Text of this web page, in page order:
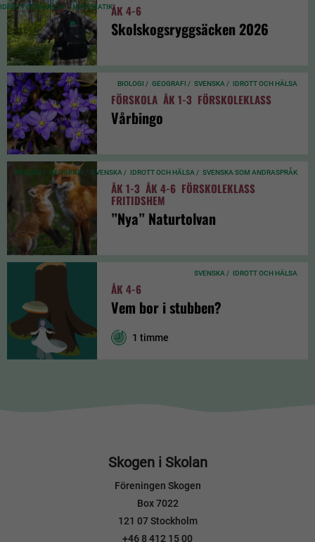
IDROTT OCH HÄLSA / MATEMATIKÅK 4-6
Skolskogsryggsäcken 2026
BIOLOGI / GEOGRAFI / SVENSKA / IDROTT OCH HÄLSA
FÖRSKOLA ÅK 1-3 FÖRSKOLEKLASS
Vårbingo
BIOLOGI / GEOGRAFI / SVENSKA / IDROTT OCH HÄLSA / SVENSKA SOM ANDRASPRÅK
ÅK 1-3 ÅK 4-6 FÖRSKOLEKLASS
FRITIDSHEM
”Nya” Naturtolvan
SVENSKA / IDROTT OCH HÄLSA
ÅK 4-6
Vem bor i stubben?
1 timme
Skogen i Skolan
Föreningen Skogen
Box 7022
121 07 Stockholm
+46 8 412 15 00